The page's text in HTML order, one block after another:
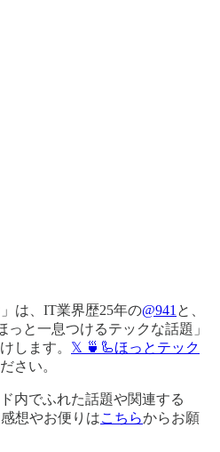
は、IT業界歴25年の@941 と、
っと一息つけるテックな話題」
します。 𝕏 🍵🦾ほっとテック
さい。
内でふれた話題や関連する
想やお便りはこちらからお願